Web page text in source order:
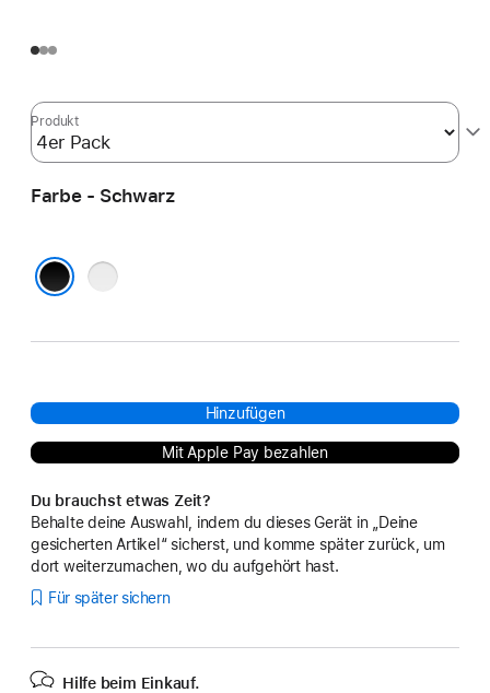
Produkt
Farbe - Schwarz
Grau
Hinzufügen
Mit Apple Pay bezahlen
Du brauchst etwas Zeit?
Behalte deine Auswahl, indem du dieses Gerät in „Deine
gesicherten Artikel“ sicherst, und komme später zurück, um
dort weiterzumachen, wo du aufgehört hast.
Für später sichern
Hilfe beim Einkauf.